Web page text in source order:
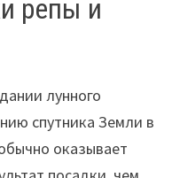
репы и
лунного
спутника Земли в
оказывает